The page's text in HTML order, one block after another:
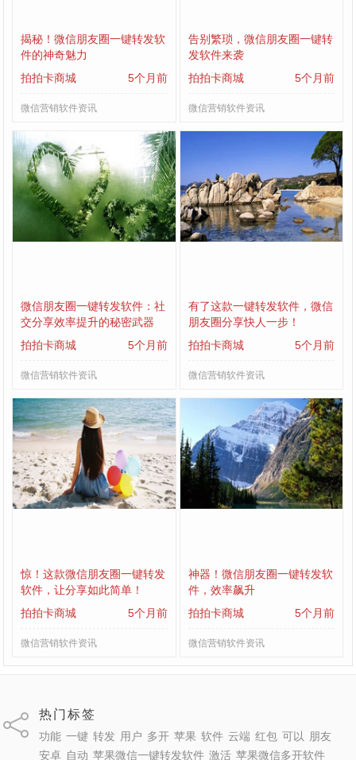
揭秘！微信朋友圈一键转发软
件的神奇魅力
拍拍卡商城
5个月前
微信营销软件资讯
告别繁琐，微信朋友圈一键转
发软件来袭
拍拍卡商城
5个月前
微信营销软件资讯
微信朋友圈一键转发软件：社
交分享效率提升的秘密武器
拍拍卡商城
5个月前
微信营销软件资讯
有了这款一键转发软件，微信
朋友圈分享快人一步！
拍拍卡商城
5个月前
微信营销软件资讯
惊！这款微信朋友圈一键转发
软件，让分享如此简单！
拍拍卡商城
5个月前
微信营销软件资讯
神器！微信朋友圈一键转发软
件，效率飙升
拍拍卡商城
5个月前
微信营销软件资讯
热门标签
功能 一键 转发 用户 多开 苹果 软件 云端 红包 可以
朋友
安卓 自动 苹果微信一键转发软件 激活 苹果微信多开软件